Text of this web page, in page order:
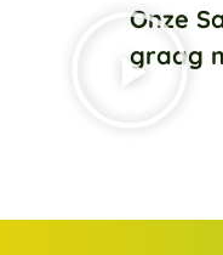
Onze
graag